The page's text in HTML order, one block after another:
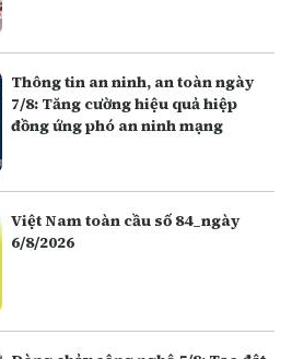
Thông tin an ninh, an toàn ngày
7/8: Tăng cường hiệu quả hiệp
đồng ứng phó an ninh mạng
Việt Nam toàn cầu số 84_ngày
6/8/2026